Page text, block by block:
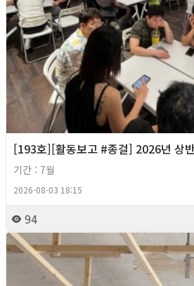
[193호][활동보고 #종걸] 2026년 상
기간 : 7월
2026-08-03 18:15
94